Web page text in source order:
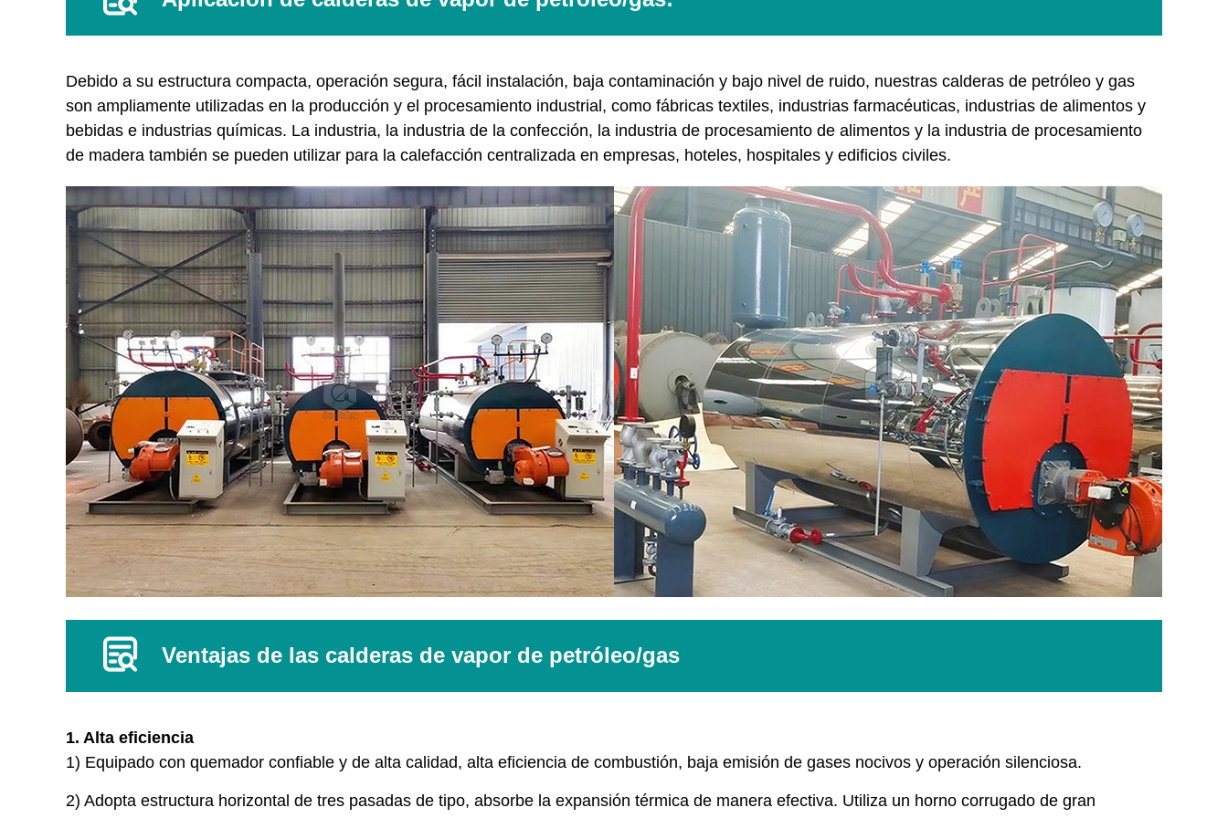
Debido a su estructura compacta, operación segura, fácil instalación, baja contaminación y bajo nivel de ruido, nuestras calderas de petróleo y gas
son ampliamente utilizadas en la producción y el procesamiento industrial, como fábricas textiles, industrias farmacéuticas, industrias de alimentos y
bebidas e industrias químicas. La industria, la industria de la confección, la industria de procesamiento de alimentos y la industria de procesamiento
de madera también se pueden utilizar para la calefacción centralizada en empresas, hoteles, hospitales y edificios civiles.
Ventajas de las calderas de vapor de petróleo/gas
1. Alta eficiencia
1) Equipado con quemador confiable y de alta calidad, alta eficiencia de combustión, baja emisión de gases nocivos y operación silenciosa.
2) Adopta estructura horizontal de tres pasadas de tipo, absorbe la expansión térmica de manera efectiva. Utiliza un horno corrugado de gran